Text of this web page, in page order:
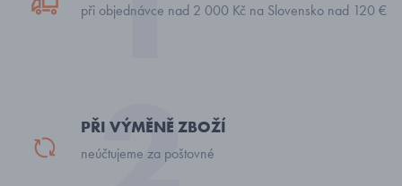
při objednávce nad 2 000 Kč na Slovensko nad 120 €
PŘI VÝMĚNĚ ZBOŽÍ
neúčtujeme za poštovné